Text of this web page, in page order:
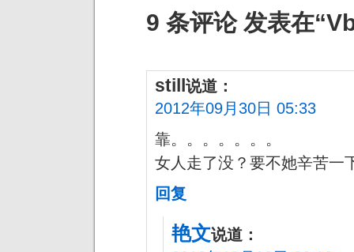
9 条评论 发表在
still 说道：
2012年09月30日 05:33
靠。。。。。。。
女人走了没？要不她辛苦一
回复
艳文说道：